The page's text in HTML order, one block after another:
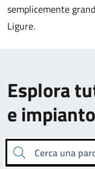
semplicemente
Ligure.
Esplora
e impianto
Cerca una parola chiave